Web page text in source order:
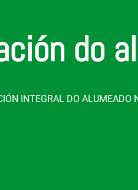
do
INTEGRAL DO